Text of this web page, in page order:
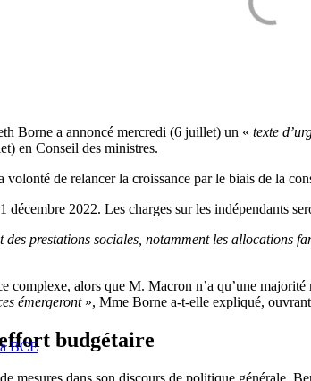
Borne a annoncé mercredi (6 juillet) un « texte
en Conseil des ministres.
de relancer la croissance par le biais de la
2022. Les charges sur les indépendants
des prestations sociales, notamment les allocations
complexe, alors que M. Macron n’a qu’une
émergeront», Mme Borne a-t-elle expliqué,
BCE budgétaire
mesures dans son discours de politique générale,